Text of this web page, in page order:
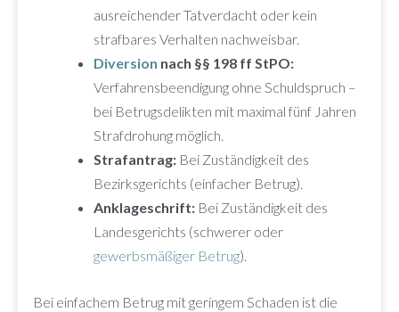
ausreichender Tatverdacht oder kein
strafbares Verhalten nachweisbar.
Diversion nach §§ 198 ff StPO:
Verfahrensbeendigung ohne Schuldspruch –
bei Betrugsdelikten mit maximal fünf Jahren
Strafdrohung möglich.
Strafantrag: Bei Zuständigkeit des
Bezirksgerichts (einfacher Betrug).
Anklageschrift: Bei Zuständigkeit des
Landesgerichts (schwerer oder
gewerbsmäßiger Betrug).
Bei einfachem Betrug mit geringem Schaden ist die